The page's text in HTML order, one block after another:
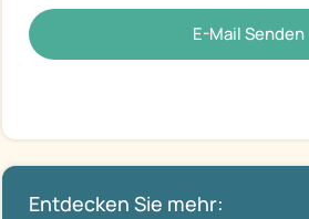
E-Mail Senden
Entdecken Sie mehr: